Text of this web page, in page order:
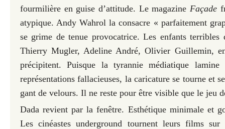
fourmilière en guise d’attitude. Le magazine Façade
atypique. Andy Wahrol la consacre « parfaitement
se grime de tenue provocatrice. Les enfants terribles
Thierry Mugler, Adeline André, Olivier Guillemin,
précipitent. Puisque la tyrannie médiatique
représentations fallacieuses, la caricature se tourne et
gant de velours. Il ne reste pour être visible que le jeu
Dada revient par la fenêtre. Esthétique minimale et
Les cinéastes underground tournent leurs films sur